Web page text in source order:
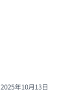
年10月13日